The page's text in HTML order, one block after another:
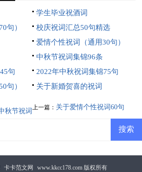
学生毕业祝酒词
句）
校庆祝词汇总50句精选
爱情个性祝词（通用30句）
中秋节祝词集锦96条
句
2022年中秋祝词集锦75句
句）
关于新婚贺喜的祝词
上一篇： 关于爱情个性祝词60句
秋节祝词
卡卡范文网 www.kkcc178.com 版权所有